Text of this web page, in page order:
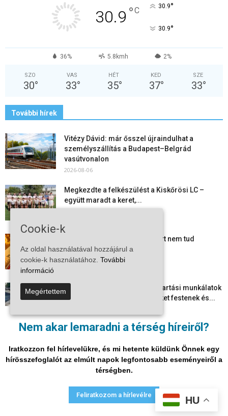
Nem akar lemaradni a térség híreiről?
Iratkozzon fel hírlevelükre, és mi hetente küldünk Önnek egy
hírösszefoglalót az elmúlt napok legfontosabb eseményeiről a
térségben.
Feliratkozom a hírlevélre
30.9 °C 30.9°
30.9°
36% 5.8kmh 2%
SZO
30°
VAS
33°
HÉT
35°
KED
37°
SZE
33°
További hírek
Vitézy Dávid: már ősszel újraindulhat a
személyszállítás a Budapest–Belgrád
vasútvonalon
2026-08-06
Megkezdte a felkészülést a Kiskőrösi LC –
együtt maradt a keret,...
Mi történik Európa felett? Ezért nem tud
szabadulni a kontinens a...
2026-08-05
Folyamatosak a nyári karbantartási munkálatok
Kiskőrösön – útburkolati jeleket festenek és...
Bács-Kiskun útjain –...
2026-08-04
Adatvédelmi nyilatkozat Médiaajánlat Impresszum
HU
Cookie-k
Az oldal használatával hozzájárul a
cookie-k használatához. További
információ
Megértettem